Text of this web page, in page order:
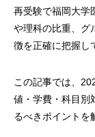
再受験で福岡大学
や理科の比重、グ
徴を正確に把握し
この記事では、
値・学費・科目別
るべきポイントを